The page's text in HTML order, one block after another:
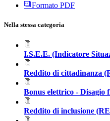
Formato PDF
Nella stessa categoria
I.S.E.E. (Indicatore
Reddito di cittadinanza
Bonus elettrico - Disagio
Reddito di inclusione